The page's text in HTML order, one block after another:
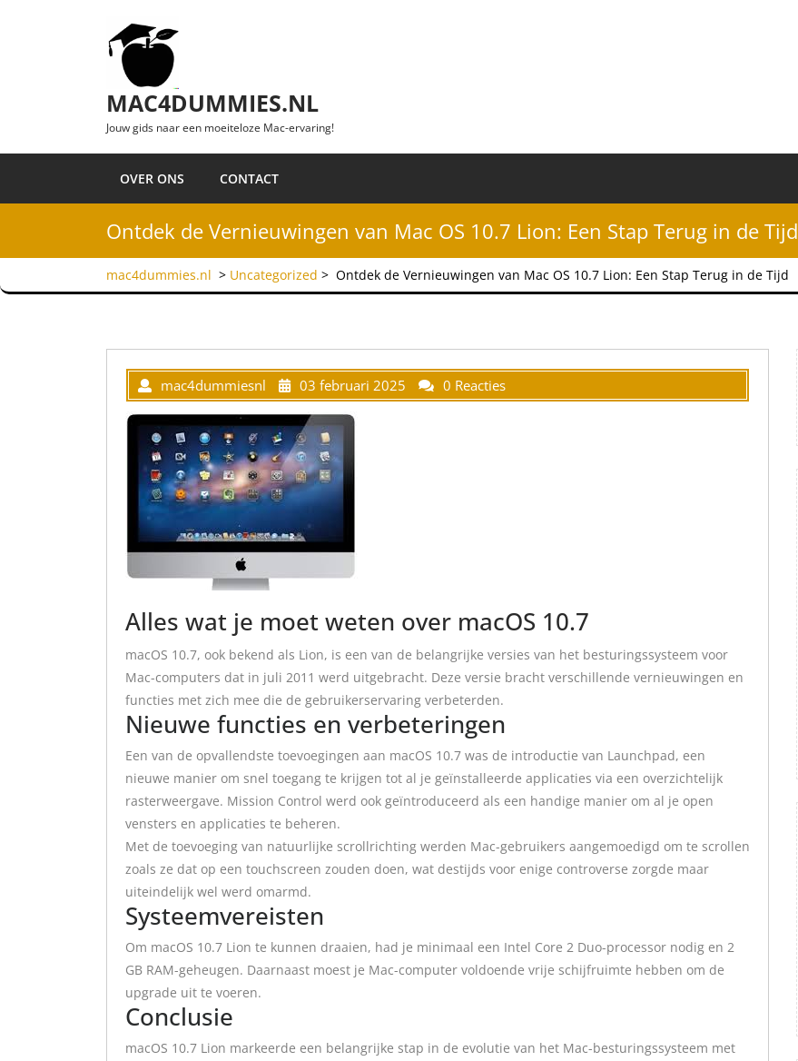
MAC4DUMMIES.NL
Jouw gids naar een moeiteloze Mac-ervaring!
OVER ONS CONTACT
Ontdek de Vernieuwingen van Mac OS 10.7 Lion: Een Stap Terug in de Tijd
mac4dummies.nl > Uncategorized > Ontdek de Vernieuwingen van Mac OS 10.7 Lion: Een Stap Terug in de Tijd
mac4dummiesnl 03 februari 2025 0 Reacties
Alles wat je moet weten over macOS 10.7
macOS 10.7, ook bekend als Lion, is een van de belangrijke versies van het besturingssysteem voor
Mac-computers dat in juli 2011 werd uitgebracht. Deze versie bracht verschillende vernieuwingen en
functies met zich mee die de gebruikerservaring verbeterden.
Nieuwe functies en verbeteringen
Een van de opvallendste toevoegingen aan macOS 10.7 was de introductie van Launchpad, een
nieuwe manier om snel toegang te krijgen tot al je geïnstalleerde applicaties via een overzichtelijk
rasterweergave. Mission Control werd ook geïntroduceerd als een handige manier om al je open
vensters en applicaties te beheren.
Met de toevoeging van natuurlijke scrollrichting werden Mac-gebruikers aangemoedigd om te scrollen
zoals ze dat op een touchscreen zouden doen, wat destijds voor enige controverse zorgde maar
uiteindelijk wel werd omarmd.
Systeemvereisten
Om macOS 10.7 Lion te kunnen draaien, had je minimaal een Intel Core 2 Duo-processor nodig en 2
GB RAM-geheugen. Daarnaast moest je Mac-computer voldoende vrije schijfruimte hebben om de
upgrade uit te voeren.
Conclusie
macOS 10.7 Lion markeerde een belangrijke stap in de evolutie van het Mac-besturingssysteem met